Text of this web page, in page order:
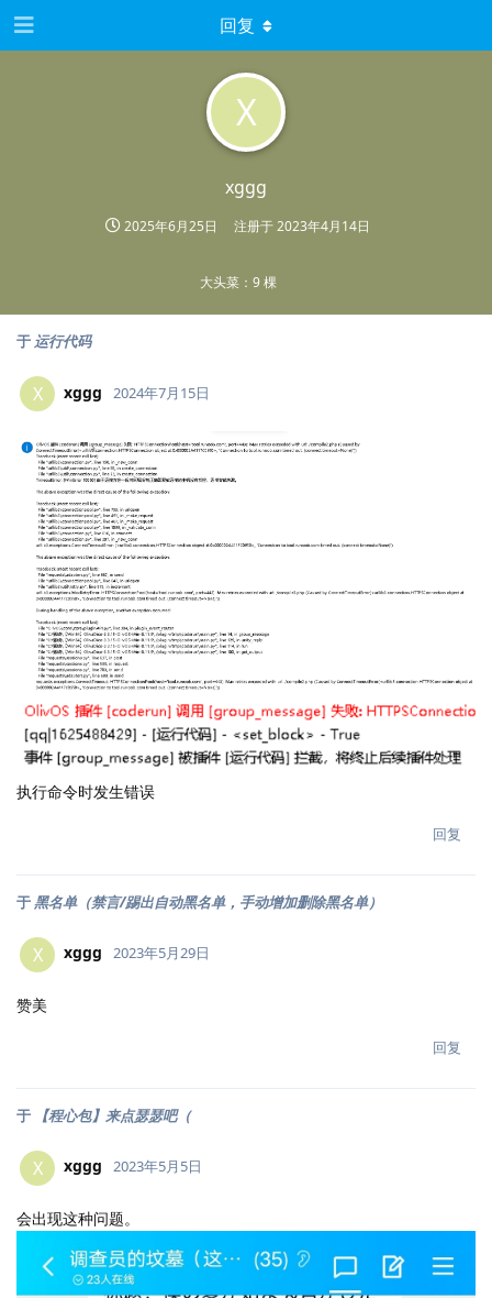
X
xggg
2025年6月25日 注册于2023年4月14日
大头菜：9 棵
回复
于 运行代码
X xggg 2024年7月15日
执行命令时发生错误
回复
于黑名单（禁言/踢出自动黑名单，手动增加删除黑名单）
X xggg 2023年5月29日
赞美
回复
于 【程心包】来点瑟瑟吧（
X xggg 2023年5月5日
会出现这种问题。